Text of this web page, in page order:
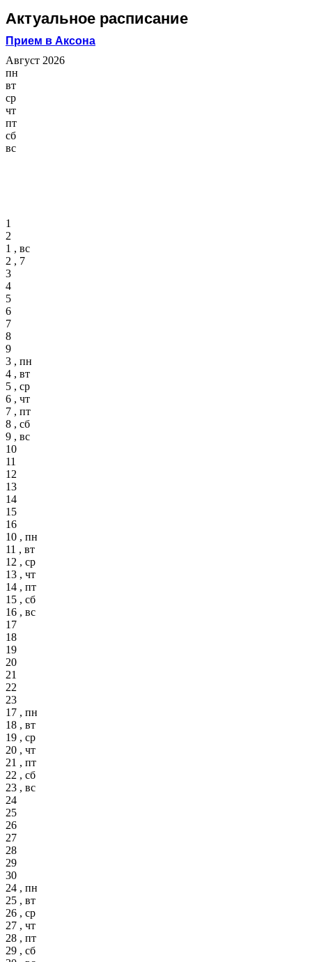
Актуальное расписание
Прием в Аксона
Август 2026
пн
вт
ср
чт
пт
сб
вс
1
2
1 , вс
2 , 7
3
4
5
6
7
8
9
3 , пн
4 , вт
5 , ср
6 , чт
7 , пт
8 , сб
9 , вс
10
11
12
13
14
15
16
10 , пн
11 , вт
12 , ср
13 , чт
14 , пт
15 , сб
16 , вс
17
18
19
20
21
22
23
17 , пн
18 , вт
19 , ср
20 , чт
21 , пт
22 , сб
23 , вс
24
25
26
27
28
29
30
24 , пн
25 , вт
26 , ср
27 , чт
28 , пт
29 , сб